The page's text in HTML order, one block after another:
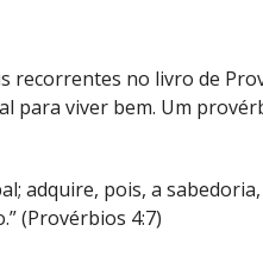
recorrentes no livro de
para viver bem. Um
adquire, pois, a
(Provérbios 4:7)